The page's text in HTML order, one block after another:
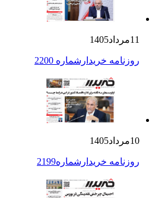
11مرداد1405
روزنامه خریدارشماره 2200
10مرداد1405
روزنامه خریدارشماره2199